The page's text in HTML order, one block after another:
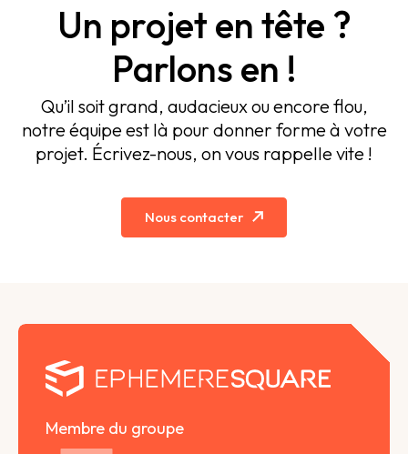
Un projet en tête ?
Parlons en !
Qu’il soit grand, audacieux ou encore flou,
notre équipe est là pour donner forme à votre
projet. Écrivez-nous, on vous rappelle vite !
Nous contacter
Membre du groupe